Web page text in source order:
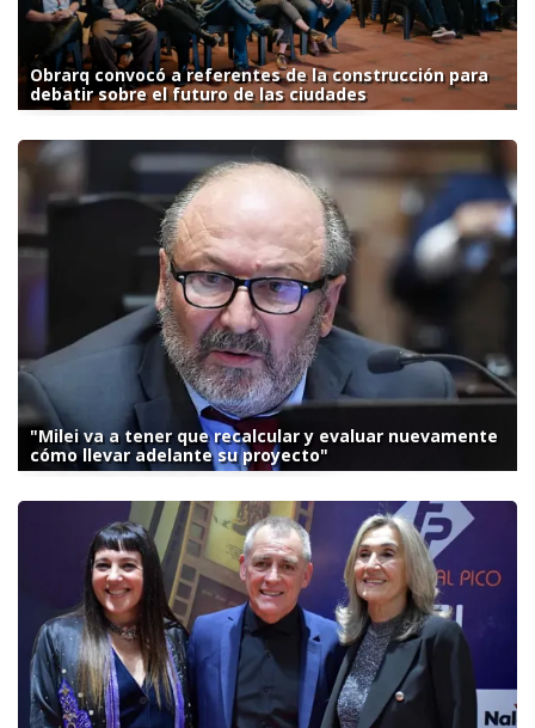
Obrarq convocó a referentes de la construcción para
debatir sobre el futuro de las ciudades
"Milei va a tener que recalcular y evaluar nuevamente
cómo llevar adelante su proyecto"